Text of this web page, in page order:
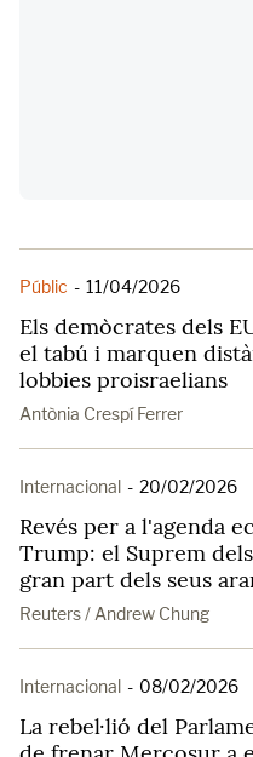
Públic - 11/04/2026
Els demòcrates dels
el tabú i marquen
lobbies proisraelians
Antònia Crespí Ferrer
Internacional - 20/02/2026
Revés per a l'agenda
Trump: el Suprem dels
gran part dels seus
Reuters / Andrew Chung
Internacional - 08/02/2026
La rebel·lió del